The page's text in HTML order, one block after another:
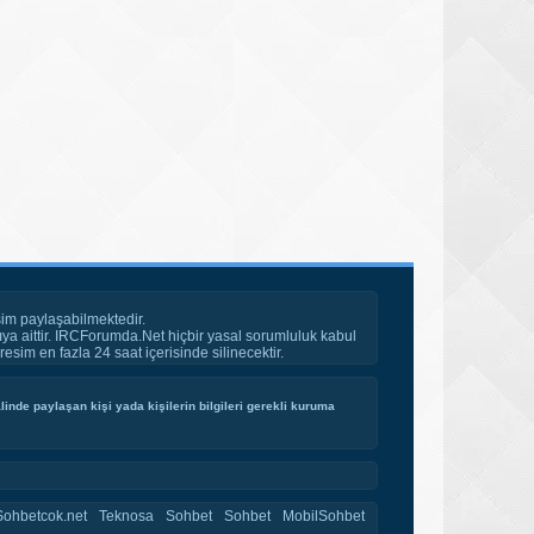
paylaşabilmektedir.
aittir. IRCForumda.Net hiçbir yasal sorumluluk kabul
en fazla 24 saat içerisinde silinecektir.
paylaşan kişi yada kişilerin bilgileri gerekli kuruma
Teknosa Sohbet Sohbet MobilSohbet